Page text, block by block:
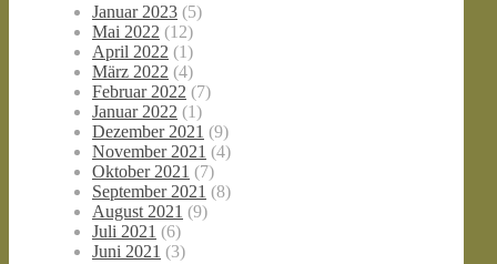
Januar 2023 (5)
Mai 2022 (12)
April 2022 (1)
März 2022 (4)
Februar 2022 (7)
Januar 2022 (1)
Dezember 2021 (9)
November 2021 (4)
Oktober 2021 (7)
September 2021 (8)
August 2021 (9)
Juli 2021 (6)
Juni 2021 (3)